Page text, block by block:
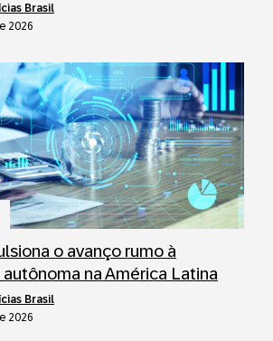
Brasil
2026
o avanço rumo à
na América Latina
Brasil
2026